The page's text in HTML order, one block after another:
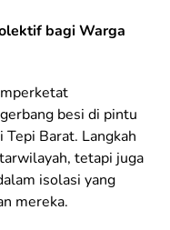
bagi Warga
besi di pintu
Barat. Langkah
tetapi juga
isolasi yang
mereka.